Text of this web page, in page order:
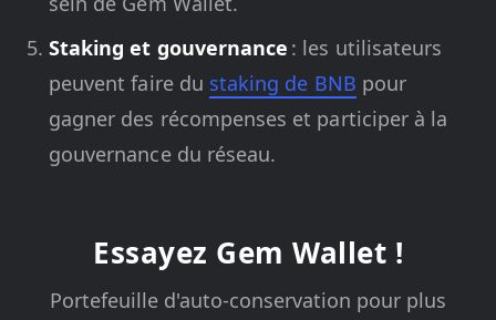
Staking et gouvernance : les utilisateurs
peuvent faire du staking de BNB pour
gagner des récompenses et participer à la
gouvernance du réseau.
Essayez Gem Wallet !
Portefeuille d'auto-conservation pour plus